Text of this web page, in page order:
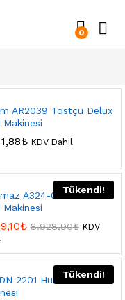
0
AR2039 Tostçu Delux
Makinesi
₺ KDV Dahil
Tükendi!
A324-04 Castron
Makinesi
₺ 8.928,90₺ KDV
Tükendi!
2201 Hünkar Tost